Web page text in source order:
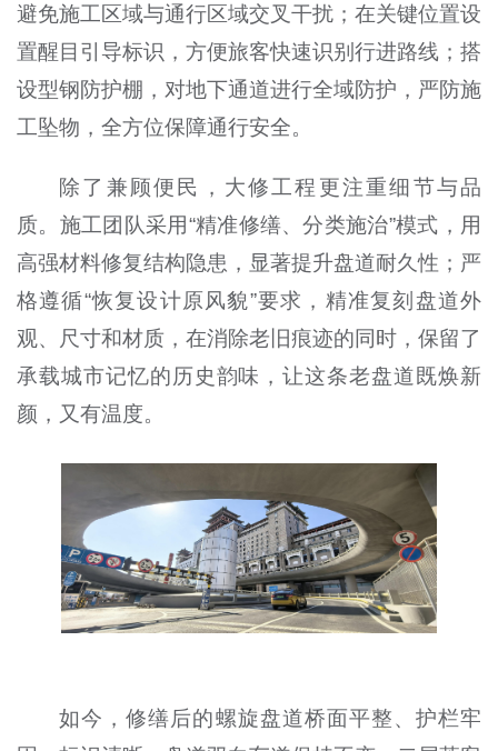
避免施工区域与通行区域交叉干扰；在关键位置设
置醒目引导标识，方便旅客快速识别行进路线；搭
设型钢防护棚，对地下通道进行全域防护，严防施
工坠物，全方位保障通行安全。
除了兼顾便民，大修工程更注重细节与品
质。施工团队采用“精准修缮、分类施治”模式，用
高强材料修复结构隐患，显著提升盘道耐久性；严
格遵循“恢复设计原风貌”要求，精准复刻盘道外
观、尺寸和材质，在消除老旧痕迹的同时，保留了
承载城市记忆的历史韵味，让这条老盘道既焕新
颜，又有温度。
如今，修缮后的螺旋盘道桥面平整、护栏牢